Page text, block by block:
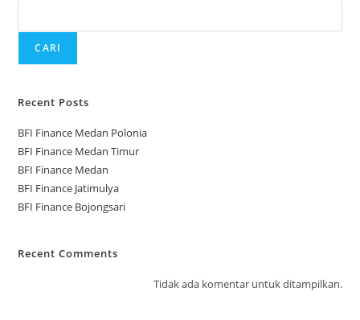
CARI
Recent Posts
BFI Finance Medan Polonia
BFI Finance Medan Timur
BFI Finance Medan
BFI Finance Jatimulya
BFI Finance Bojongsari
Recent Comments
Tidak ada komentar untuk ditampilkan.